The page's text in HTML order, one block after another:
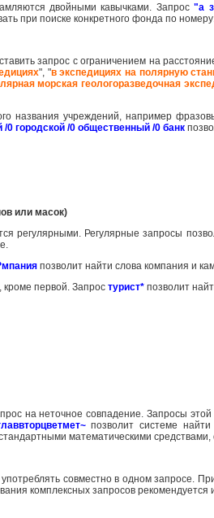
двойными кавычками. Запрос"а
при поиске конкретного фонда по
запрос с ограничением на
", "в экспедициях на полярную
морская геологоразведочная
названия учреждений, например
/0 городской /0 общественный /0 банк
или масок)
регулярными. Регулярные запросы
позволит найти слова компания и
кроме первой. Запростурист* позволит
на неточное совпадение. Запросы
позволит системе
математическими
совместно в одном запросе.
комплексных запросов рекомендуется